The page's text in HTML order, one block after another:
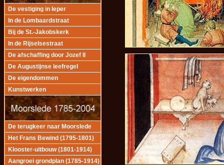
De vestiging in Ieper
In de Lombaardstraat
Bij de St.-Jakobskerk
In de Rijselsestraat
De afschaffing door Jozef II
De Augustijnse leefregel
De eigendommen
Kunstwerken
De terugkeer naar Moorslede
Het Frans Bewind (1795-1801)
Klooster-uitbouw (1801-1914)
Aangroei grondplan (1785-1914)